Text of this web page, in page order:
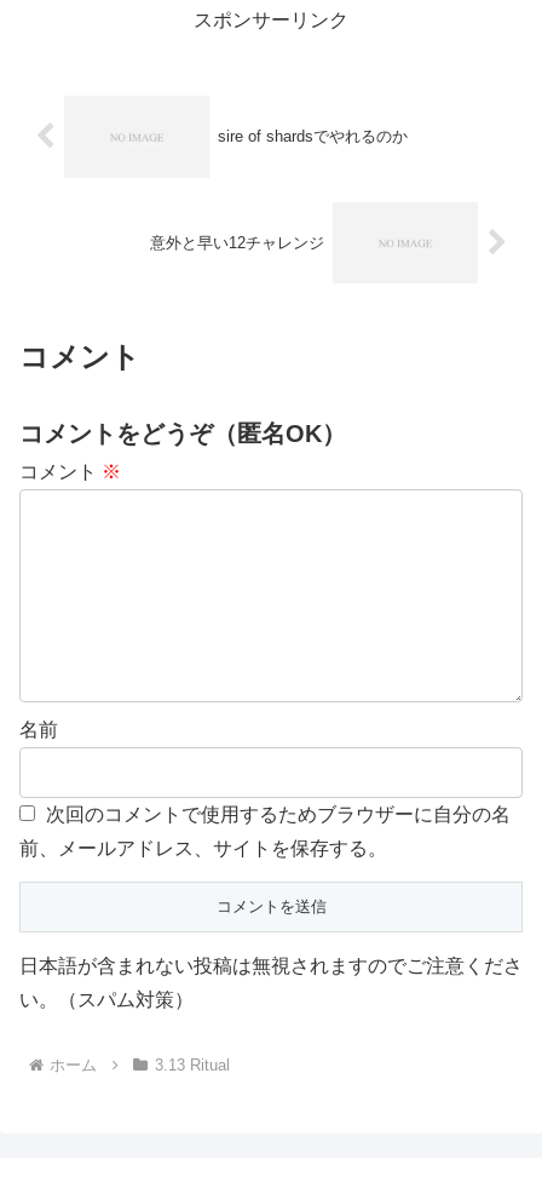
スポンサーリンク
sire of shardsでやれるのか
意外と早い12チャレンジ
コメント
コメントをどうぞ（匿名OK）
コメント ※
名前
次回のコメントで使用するためブラウザーに自分の名
前、メールアドレス、サイトを保存する。
日本語が含まれない投稿は無視されますのでご注意くださ
い。（スパム対策）
ホーム 3.13 Ritual